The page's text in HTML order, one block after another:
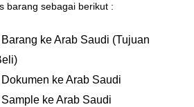
barang sebagai berikut :
ke Arab Saudi (Tujuan
ke Arab Saudi
ke Arab Saudi